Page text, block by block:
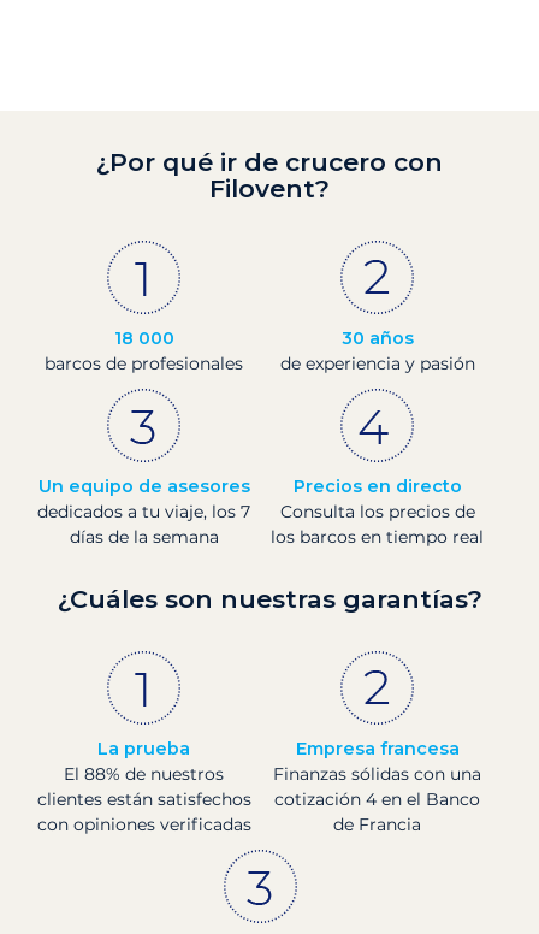
¿Por qué ir de crucero con
Filovent?
18 000
barcos de profesionales
30 años
de experiencia y pasión
Un equipo de asesores
dedicados a tu viaje, los 7
días de la semana
Precios en directo
Consulta los precios de
los barcos en tiempo real
¿Cuáles son nuestras garantías?
La prueba
El 88% de nuestros
clientes están satisfechos
con opiniones verificadas
Empresa francesa
Finanzas sólidas con una
cotización 4 en el Banco
de Francia